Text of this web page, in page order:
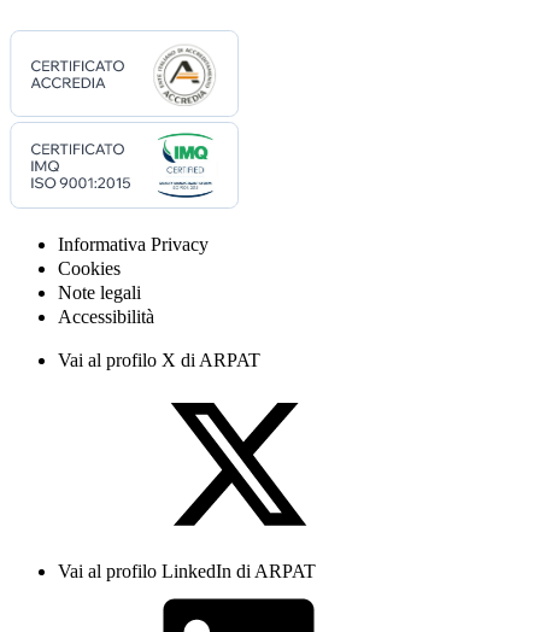
Informativa Privacy
Cookies
Note legali
Accessibilità
Vai al profilo X di ARPAT
Vai al profilo LinkedIn di ARPAT